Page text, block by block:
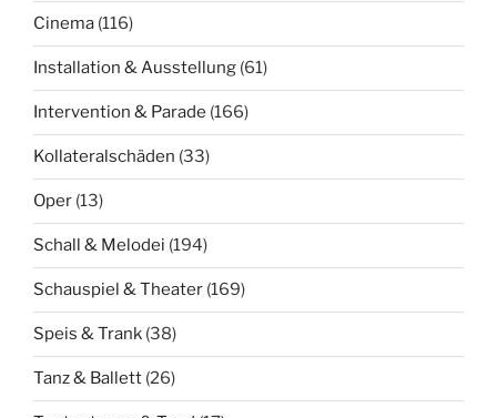
Cinema (116)
Installation & Ausstellung (61)
Intervention & Parade (166)
Kollateralschäden (33)
Oper (13)
Schall & Melodei (194)
Schauspiel & Theater (169)
Speis & Trank (38)
Tanz & Ballett (26)